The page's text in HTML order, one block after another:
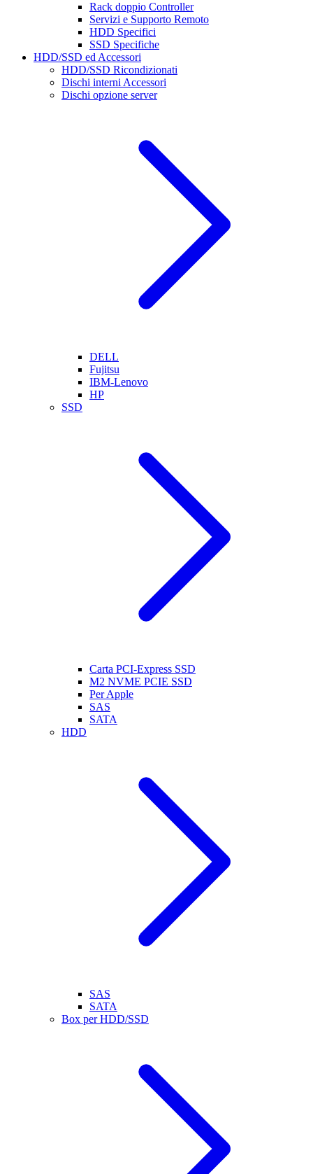
Rack doppio Controller
Servizi e Supporto Remoto
HDD Specifici
SSD Specifiche
HDD/SSD ed Accessori
HDD/SSD Ricondizionati
Dischi interni Accessori
Dischi opzione server
DELL
Fujitsu
IBM-Lenovo
HP
SSD
Carta PCI-Express SSD
M2 NVME PCIE SSD
Per Apple
SAS
SATA
HDD
SAS
SATA
Box per HDD/SSD